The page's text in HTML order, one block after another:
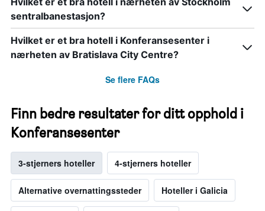
sentralbanestasjon?
Hvilket er et bra hotell i Konferansesenter i
nærheten av Bratislava City Centre?
Se flere FAQs
Finn bedre resultater for ditt opphold i
Konferansesenter
3-stjerners hoteller 4-stjerners hoteller
Alternative overnattingssteder Hoteller i Galicia